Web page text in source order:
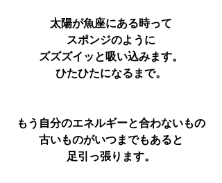
太陽が魚座にある時って
スポンジのように
ズズズイッと吸い込みます。
ひたひたになるまで。
もう自分のエネルギーと合わないもの
古いものがいつまでもあると
足引っ張ります。